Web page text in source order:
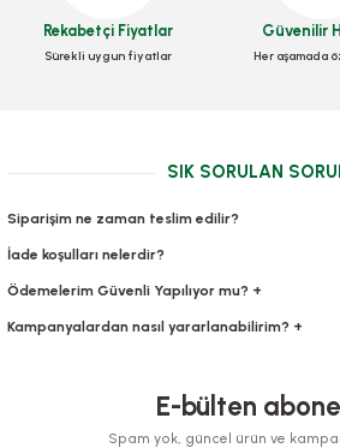
Sepete Ekle
Rekabetçi Fiyatlar
Sürekli uygun fiyatlar
Güvenilir
Her aşamada
SIK SORULAN
Siparişim ne zaman teslim edilir?
İade koşulları nelerdir?
Ödemelerim Güvenli Yapılıyor mu? +
Kampanyalardan nasıl yararlanabilirim? +
E-bülten
Spam yok, güncel ürün ve